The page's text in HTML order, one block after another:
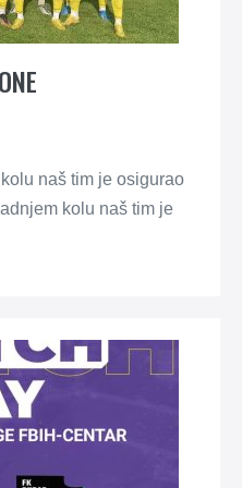
naš tim je osigurao
kolu naš tim je